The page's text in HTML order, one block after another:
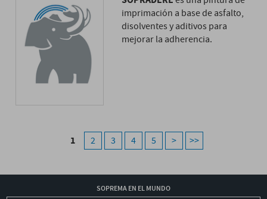
imprimación a base de asfalto,
disolventes y aditivos para
mejorar la adherencia.
1 2 3 4 5 > >>
SOPREMA EN EL MUNDO